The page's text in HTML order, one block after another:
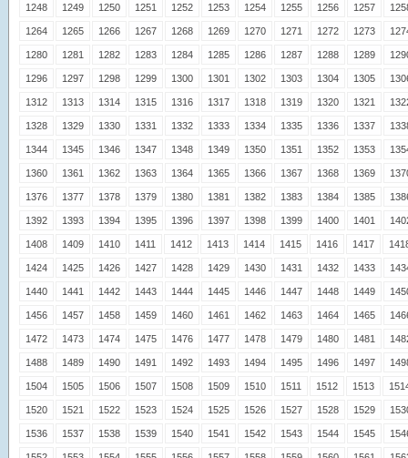
1248 1249 1250 1251 1252 1253 1254 1255 1256 1257
1264 1265 1266 1267 1268 1269 1270 1271 1272 1273
1280 1281 1282 1283 1284 1285 1286 1287 1288 1289
1296 1297 1298 1299 1300 1301 1302 1303 1304 1305
1312 1313 1314 1315 1316 1317 1318 1319 1320 1321
1328 1329 1330 1331 1332 1333 1334 1335 1336 1337
1344 1345 1346 1347 1348 1349 1350 1351 1352 1353
1360 1361 1362 1363 1364 1365 1366 1367 1368 1369
1376 1377 1378 1379 1380 1381 1382 1383 1384 1385
1392 1393 1394 1395 1396 1397 1398 1399 1400 1401
1408 1409 1410 1411 1412 1413 1414 1415 1416 1417
1424 1425 1426 1427 1428 1429 1430 1431 1432 1433
1440 1441 1442 1443 1444 1445 1446 1447 1448 1449
1456 1457 1458 1459 1460 1461 1462 1463 1464 1465
1472 1473 1474 1475 1476 1477 1478 1479 1480 1481
1488 1489 1490 1491 1492 1493 1494 1495 1496 1497
1504 1505 1506 1507 1508 1509 1510 1511 1512 1513
1520 1521 1522 1523 1524 1525 1526 1527 1528 1529
1536 1537 1538 1539 1540 1541 1542 1543 1544 1545